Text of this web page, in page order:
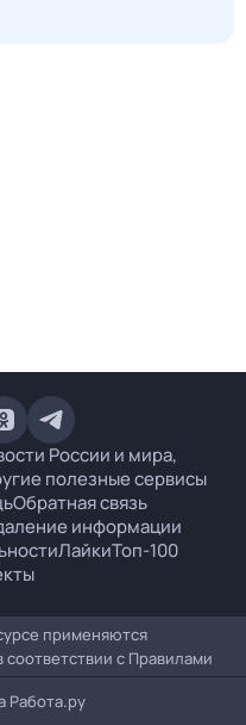
России и мира,
полезные сервисы
Обратная связь
информации
ЛайкиТоп-100
применяются
с Правилами
Работа.ру